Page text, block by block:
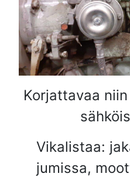
Korjattavaa
Vikalistaa:
jumissa,